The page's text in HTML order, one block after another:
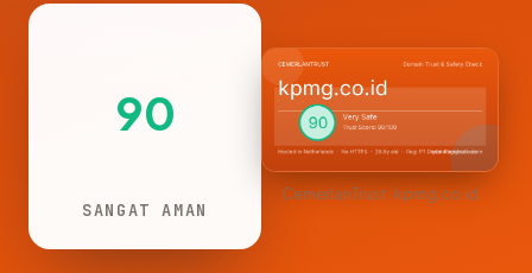
90
SANGAT AMAN
CemerlanTrust · kpmg.co.id